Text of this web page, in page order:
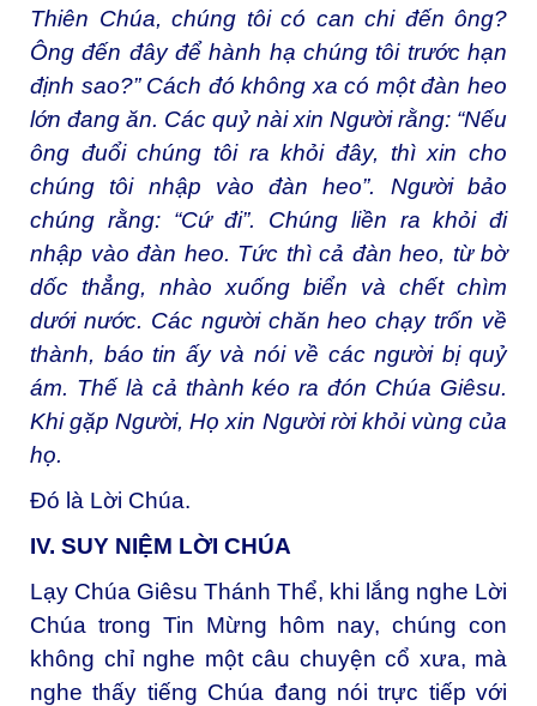
Thiên Chúa, chúng tôi có can chi đến ông?
Ông đến đây để hành hạ chúng tôi trước hạn
định sao?” Cách đó không xa có một đàn heo
lớn đang ăn. Các quỷ nài xin Người rằng: “Nếu
ông đuổi chúng tôi ra khỏi đây, thì xin cho
chúng tôi nhập vào đàn heo”. Người bảo
chúng rằng: “Cứ đi”. Chúng liền ra khỏi đi
nhập vào đàn heo. Tức thì cả đàn heo, từ bờ
dốc thẳng, nhào xuống biển và chết chìm
dưới nước. Các người chăn heo chạy trốn về
thành, báo tin ấy và nói về các người bị quỷ
ám. Thế là cả thành kéo ra đón Chúa Giêsu.
Khi gặp Người, Họ xin Người rời khỏi vùng của
họ.
Đó là Lời Chúa.
IV. SUY NIỆM LỜI CHÚA
Lạy Chúa Giêsu Thánh Thể, khi lắng nghe Lời
Chúa trong Tin Mừng hôm nay, chúng con
không chỉ nghe một câu chuyện cổ xưa, mà
nghe thấy tiếng Chúa đang nói trực tiếp với